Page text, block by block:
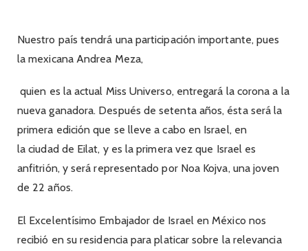
Nuestro país tendrá una participación importante, pues
la mexicana Andrea Meza,
quien es la actual Miss Universo, entregará la corona a la
nueva ganadora. Después de setenta años, ésta será la
primera edición que se lleve a cabo en Israel, en
la ciudad de Eilat, y es la primera vez que Israel es
anfitrión, y será representado por Noa Kojva, una joven
de 22 años.
El Excelentísimo Embajador de Israel en México nos
recibió en su residencia para platicar sobre la relevancia